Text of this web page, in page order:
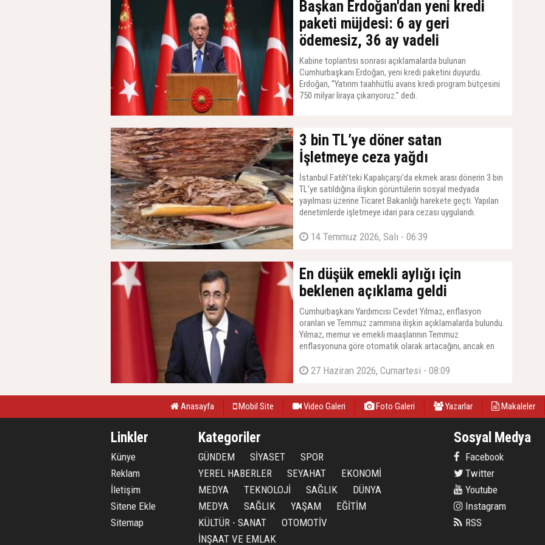
Başkan Erdoğan'dan yeni kredi
paketi müjdesi: 6 ay geri
ödemesiz, 36 ay vadeli
Kabine toplantısı sonrası açıklamalarda bulunan
Cumhurbaşkanı Erdoğan, yeni kredi paketini duyurdu.
Erdoğan, ''Yatırım taahhütlü avans kredi program bütçesini
750 milyar liraya çıkarıyoruz.'' dedi.
3 bin TL’ye döner satan
İşletmeye ceza yağdı
İstanbul Fatih’teki Kapalıçarşı’da ekmek arası dönerin 3 bin
TL’ye satıldığına ilişkin görüntülerin sosyal medyada
yayılması üzerine Ticaret Bakanlığı harekete geçti. Yapılan
denetimlerde işletmeye idari para cezası uygulandı.
14 Temmuz 2026, Salı - 06:39
En düşük emekli aylığı için
beklenen açıklama geldi
Cumhurbaşkanı Yardımcısı Cevdet Yılmaz, enflasyon
oranları ve Temmuz zammına ilişkin açıklamalarda bulundu.
Yılmaz, memur ve emekli maaşlarının Temmuz
enflasyonuna göre otomatik olarak artacağını, ancak en
bir kanun çıkarılması gerektiğini duyurdu. Yılmaz, ''O konuda
27 Haziran 2026, Cumartesi - 08:09
Anasayfa Mobil Site Video Galeri Foto Galeri Yazarlar Makaleler
Linkler
Künye
Reklam
İletişim
Sitene Ekle
Sitemap
Kategoriler
GÜNDEM SİYASET
SPOR
YEREL HABERLER
SEYAHAT
EKONOMİ
MEDYA
TEKNOLOJİ SAĞLIK
DÜNYA
MEDYA
SAĞLIK YAŞAM
EĞİTİM
KÜLTÜR - SANAT
OTOMOTİV
İNŞAAT VE EMLAK
Sosyal Medya
Facebook
Twitter
Youtube
Instagram
RSS